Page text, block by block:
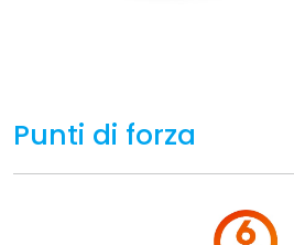
Punti di forza